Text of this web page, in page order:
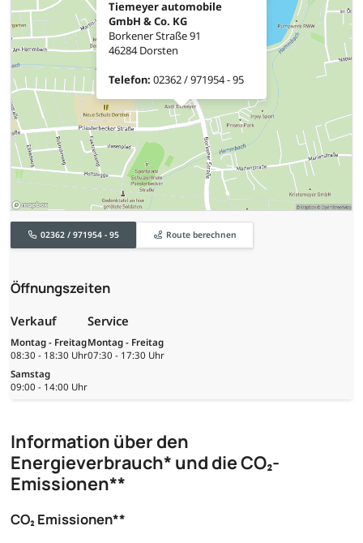
Tiemeyer automobile
GmbH & Co. KG
Borkener Straße 91
46284 Dorsten
Telefon: 02362 / 971954 - 95
02362 / 971954 - 95 Route berechnen
Öffnungszeiten
Verkauf
Montag - Freitag
08:30 - 18:30 Uhr
Samstag
09:00 - 14:00 Uhr
Service
Montag - Freitag
07:30 - 17:30 Uhr
Information über den
Energieverbrauch* und die CO₂-
Emissionen**
CO₂ Emissionen**